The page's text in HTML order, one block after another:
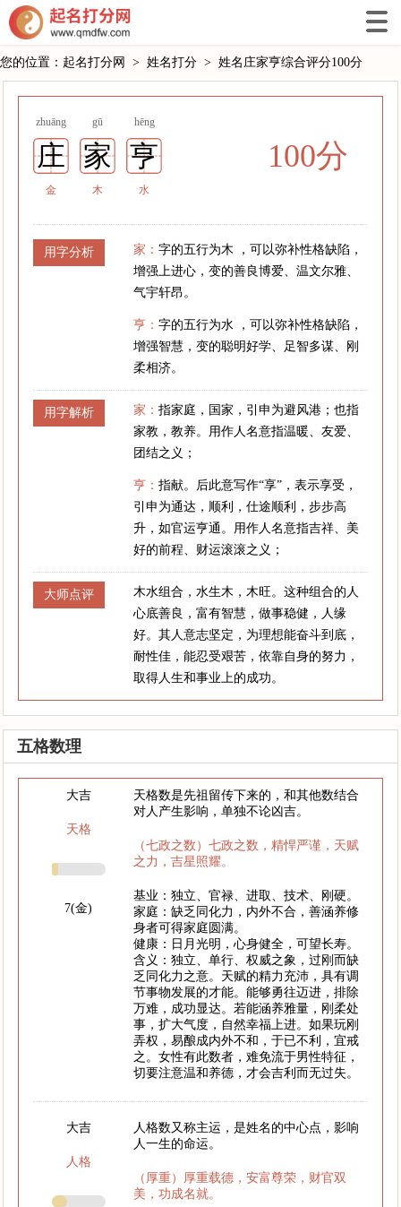
您的位置： 起名打分网 > 姓名打分 > 姓名庄家亨综合评分100分
zhuāng gū hēng
庄 家 亨
金 木 水
100分
用字分析 家：字的五行为木 ，可以弥补性格缺陷，
增强上进心，变的善良博爱、温文尔雅、
气宇轩昂。
亨：字的五行为水 ，可以弥补性格缺陷，
增强智慧，变的聪明好学、足智多谋、刚
柔相济。
用字解析 家：指家庭，国家，引申为避风港；也指
家教，教养。用作人名意指温暖、友爱、
团结之义；
亨：指献。后此意写作“享”，表示享受，
引申为通达，顺利，仕途顺利，步步高
升，如官运亨通。用作人名意指吉祥、美
好的前程、财运滚滚之义；
大师点评
木水组合，水生木，木旺。这种组合的人
心底善良，富有智慧，做事稳健，人缘
好。其人意志坚定，为理想能奋斗到底，
耐性佳，能忍受艰苦，依靠自身的努力，
取得人生和事业上的成功。
五格数理
大吉
天格
7(金)
天格数是先祖留传下来的，和其他数结合
对人产生影响，单独不论凶吉。
（七政之数）七政之数，精悍严谨，天赋
之力，吉星照耀。
基业：独立、官禄、进取、技术、刚硬。
家庭：缺乏同化力，内外不合，善涵养修
身者可得家庭圆满。
健康：日月光明，心身健全，可望长寿。
含义：独立、单行、权威之象，过刚而缺
乏同化力之意。天赋的精力充沛，具有调
节事物发展的才能。能够勇往迈进，排除
万难，成功显达。若能涵养雅量，刚柔处
事，扩大气度，自然幸福上进。如果玩刚
弄权，易酿成内外不和，于已不利，宜戒
之。女性有此数者，难免流于男性特征，
切要注意温和养德，才会吉利而无过失。
大吉
人格
人格数又称主运，是姓名的中心点，影响
人一生的命运。
（厚重）厚重载德，安富尊荣，财官双
美，功成名就。